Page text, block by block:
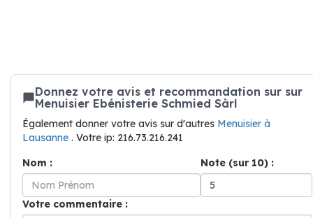
Donnez votre avis et recommandation sur sur
Menuisier Ebénisterie Schmied Sàrl
Également donner votre avis sur d'autres Menuisier à
Lausanne . Votre ip: 216.73.216.241
Nom :
Note (sur 10) :
Votre commentaire :